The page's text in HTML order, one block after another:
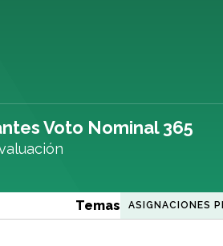
Voto Nominal 365
Temas ASIGNACIONES